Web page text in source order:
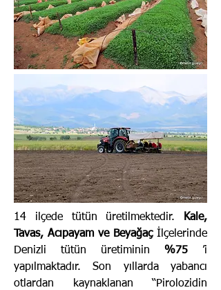
14 ilçede tütün üretilmektedir.
Kale,
Tavas, Acıpayam ve Beyağaçİlçelerinde
Denizli tütün üretiminin %75 ’i
yapılmaktadır. Son yıllarda yabancı
otlardan kaynaklanan “Pirolozidin